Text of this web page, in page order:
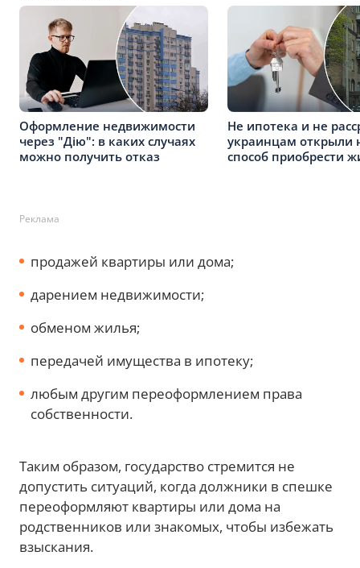
Оформление недвижимости
через "Дію": в каких случаях
можно получить отказ
Не ипотека и не
украинцам открыли
способ приобрести
Реклама
продажей квартиры или дома;
дарением недвижимости;
обменом жилья;
передачей имущества в ипотеку;
любым другим переоформлением права
собственности.
Таким образом, государство стремится не
допустить ситуаций, когда должники в спешке
переоформляют квартиры или дома на
родственников или знакомых, чтобы избежать
взыскания.